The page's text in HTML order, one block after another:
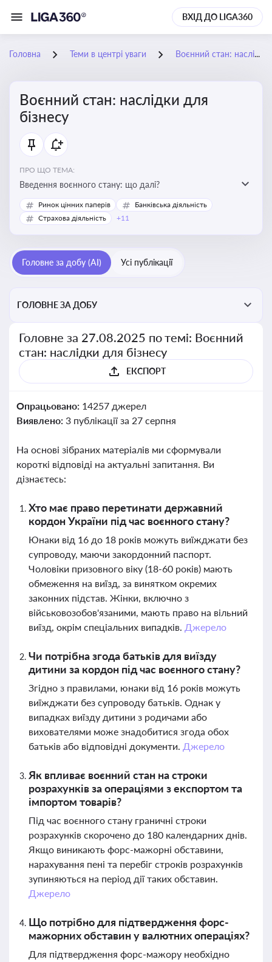
ВХІД ДО LIGA360
Головна Теми в центрі уваги Воєнний стан: наслідки для бізнесу
Воєнний стан: наслідки для
бізнесу
ПРО ЩО ТЕМА:
Введення воєнного стану: що далі?
Ринок цінних паперів
Банківська діяльність
Страхова діяльність
+11
Головне за добу (AI) Усі публікації
ГОЛОВНЕ ЗА ДОБУ
Головне за 27.08.2025 по темі: Воєнний
стан: наслідки для бізнесу
ЕКСПОРТ
Опрацьовано: 14257 джерел
Виявлено: 3 публікації за 27 серпня
На основі зібраних матеріалів ми сформували
короткі відповіді на актуальні запитання. Ви
дізнаєтесь:
Хто має право перетинати державний
кордон України під час воєнного стану?
Юнаки від 16 до 18 років можуть виїжджати без
супроводу, маючи закордонний паспорт.
Чоловіки призовного віку (18-60 років) мають
обмеження на виїзд, за винятком окремих
законних підстав. Жінки, включно з
військовозобов'язаними, мають право на вільний
виїзд, окрім спеціальних випадків. Джерело
Чи потрібна згода батьків для виїзду
дитини за кордон під час воєнного стану?
Згідно з правилами, юнаки від 16 років можуть
виїжджати без супроводу батьків. Однак у
випадках виїзду дитини з родичами або
вихователями може знадобитися згода обох
батьків або відповідні документи. Джерело
Як впливає воєнний стан на строки
розрахунків за операціями з експортом та
імпортом товарів?
Під час воєнного стану граничні строки
розрахунків скорочено до 180 календарних днів.
Якщо виникають форс-мажорні обставини,
нарахування пені та перебіг строків розрахунків
зупиняються на період дії таких обставин.
Джерело
Що потрібно для підтвердження форс-
мажорних обставин у валютних операціях?
Для підтвердження форс-мажору необхідно